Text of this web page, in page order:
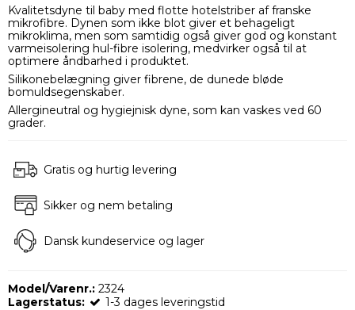
Kvalitetsdyne til baby med flotte hotelstriber af franske
mikrofibre. Dynen som ikke blot giver et behageligt
mikroklima, men som samtidig også giver god og konstant
varmeisolering hul-fibre isolering, medvirker også til at
optimere åndbarhed i produktet.
Silikonebelægning giver fibrene, de dunede bløde
bomuldsegenskaber.
Allergineutral og hygiejnisk dyne, som kan vaskes ved 60
grader.
Gratis og hurtig levering
Sikker og nem betaling
Dansk kundeservice og lager
Model/Varenr.: 2324
Lagerstatus:
1-3 dages leveringstid